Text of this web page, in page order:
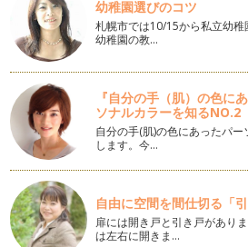
母・水分。これらは基本的にどんなパ
卵アレルギーでも食べられる！プチシ
前回の記事で、卵アレルギーっ子の誕
を！とお伝えしました。 卵ア…
卵アレルギーっ子の誕生日にシナモン
クリスマス、大みそか、お正月、と
の冬。すっかりイベントムードも終…
卵なし！乳なし！朝ごはんにすぐでき
朝ごはんの支度をしてたら、「あっ！
とありますよね？ でもそういう日に
幼稚園選びのコツ
札幌市では10/15から私立幼稚
幼稚園の教…
『自分の手（肌）の色に
ソナルカラーを知るNO.2
自分の手(肌)の色にあったパ
します。今…
自由に空間を間仕切る「引
扉には開き戸と引き戸があり
は左右に開きま…